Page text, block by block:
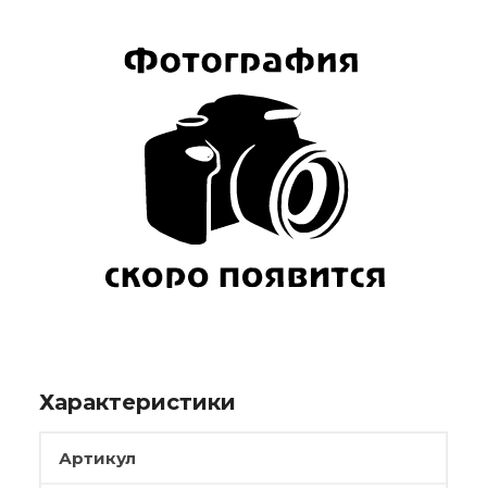
Характеристики
Артикул